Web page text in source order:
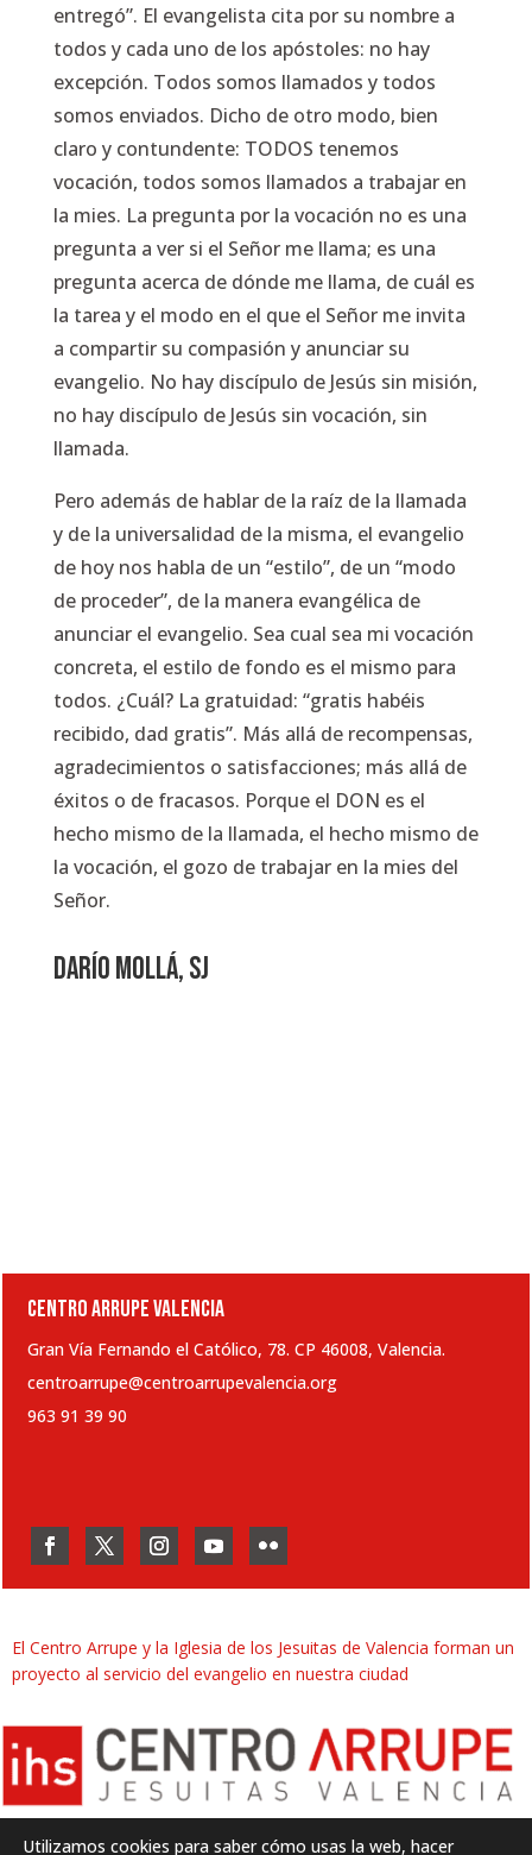
entregó”. El evangelista cita por su nombre a
todos y cada uno de los apóstoles: no hay
excepción. Todos somos llamados y todos
somos enviados. Dicho de otro modo, bien
claro y contundente: TODOS tenemos
vocación, todos somos llamados a trabajar en
la mies. La pregunta por la vocación no es una
pregunta a ver si el Señor me llama; es una
pregunta acerca de dónde me llama, de cuál es
la tarea y el modo en el que el Señor me invita
a compartir su compasión y anunciar su
evangelio. No hay discípulo de Jesús sin misión,
no hay discípulo de Jesús sin vocación, sin
llamada.
Pero además de hablar de la raíz de la llamada
y de la universalidad de la misma, el evangelio
de hoy nos habla de un “estilo”, de un “modo
de proceder”, de la manera evangélica de
anunciar el evangelio. Sea cual sea mi vocación
concreta, el estilo de fondo es el mismo para
todos. ¿Cuál? La gratuidad: “gratis habéis
recibido, dad gratis”. Más allá de recompensas,
agradecimientos o satisfacciones; más allá de
éxitos o de fracasos. Porque el DON es el
hecho mismo de la llamada, el hecho mismo de
la vocación, el gozo de trabajar en la mies del
Señor.
DARÍO MOLLÁ, SJ
CENTRO ARRUPE VALENCIA
Gran Vía Fernando el Católico, 78. CP 46008, Valencia.
centroarrupe@centroarrupevalencia.org
963 91 39 90
El Centro Arrupe y la Iglesia de los Jesuitas de Valencia forman un
proyecto al servicio del evangelio en nuestra ciudad
Utilizamos cookies para saber cómo usas la web, hacer